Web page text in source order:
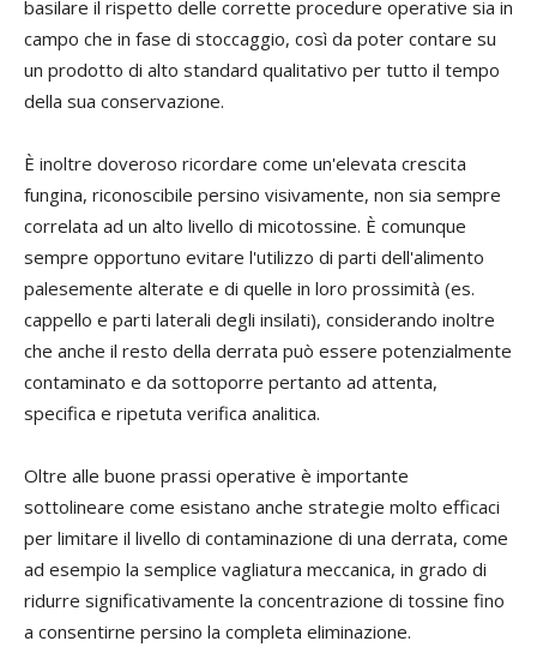
basilare il rispetto delle corrette procedure operative sia in
campo che in fase di stoccaggio, così da poter contare su
un prodotto di alto standard qualitativo per tutto il tempo
della sua conservazione.
È inoltre doveroso ricordare come un'elevata crescita
fungina, riconoscibile persino visivamente, non sia sempre
correlata ad un alto livello di micotossine. È comunque
sempre opportuno evitare l'utilizzo di parti dell'alimento
palesemente alterate e di quelle in loro prossimità (es.
cappello e parti laterali degli insilati), considerando inoltre
che anche il resto della derrata può essere potenzialmente
contaminato e da sottoporre pertanto ad attenta,
specifica e ripetuta verifica analitica.
Oltre alle buone prassi operative è importante
sottolineare come esistano anche strategie molto efficaci
per limitare il livello di contaminazione di una derrata, come
ad esempio la semplice vagliatura meccanica, in grado di
ridurre significativamente la concentrazione di tossine fino
a consentirne persino la completa eliminazione.